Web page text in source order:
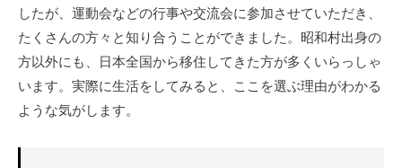
したが、運動会などの行事や交流会に参加させていただき、
たくさんの方々と知り合うことができました。昭和村出身の
方以外にも、日本全国から移住してきた方が多くいらっしゃ
います。実際に生活をしてみると、ここを選ぶ理由がわかる
ような気がします。